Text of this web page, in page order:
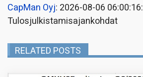
CapMan Oyj: 2026-08-06 06:00:16:
Tulosjulkistamisajankohdat
RELATED POSTS